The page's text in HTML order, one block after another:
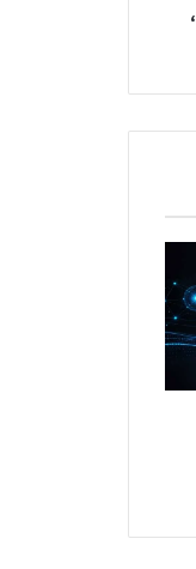
جواب بازی فندق مراحل ۸۸۱، ۸۸۲، ۸۸۳، ۸۸۴،